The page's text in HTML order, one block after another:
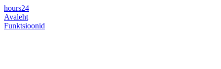
hours24
Avaleht
Funktsioonid